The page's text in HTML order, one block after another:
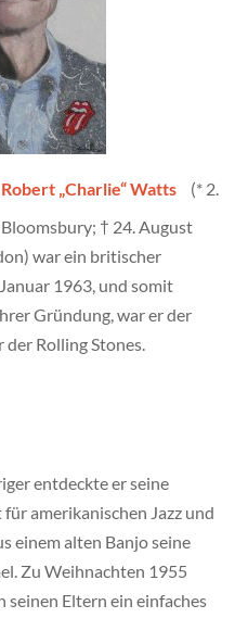
„Charlie“ Watts
(* 2.
† 24. August
war ein britischer
1963, und somit
Gründung, war er der
der Rolling Stones.
entdeckte er seine
amerikanischen Jazz und
einem alten Banjo seine
Zu Weihnachten 1955
seinen Eltern ein einfaches